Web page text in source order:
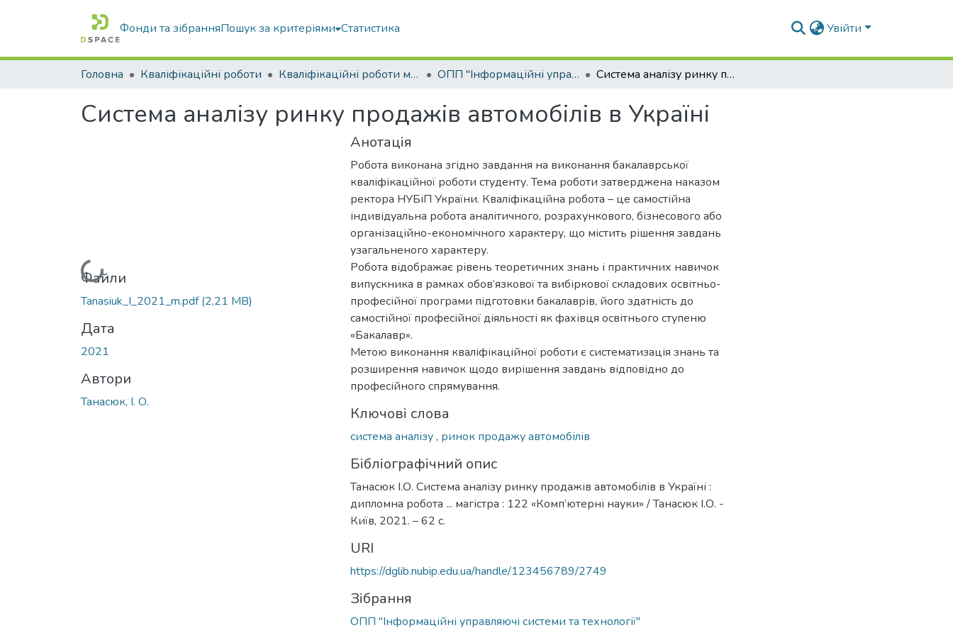
Фонди та зібранняПошук за критеріями Статистика Увійти
Головна Кваліфікаційні роботи Кваліфікаційні роботи магістрів ОПП "Інформаційні управляючі системи та технології" Система аналізу ринку продажів автомобілів в Україні
Система аналізу ринку продажів автомобілів в Україні
Вантажиться...
Файли
Tanasiuk_I_2021_m.pdf(2,21 MB)
Дата
2021
Автори
Танасюк, І. О.
Анотація
Робота виконана згідно завдання на виконання бакалаврської
кваліфікаційної роботи студенту. Тема роботи затверджена наказом
ректора НУБіП України. Кваліфікаційна робота – це самостійна
індивідуальна робота аналітичного, розрахункового, бізнесового або
організаційно-економічного характеру, що містить рішення завдань
узагальненого характеру.
Робота відображає рівень теоретичних знань і практичних навичок
випускника в рамках обов’язкової та вибіркової складових освітньо-
професійної програми підготовки бакалаврів, його здатність до
самостійної професійної діяльності як фахівця освітнього ступеню
«Бакалавр».
Метою виконання кваліфікаційної роботи є систематизація знань та
розширення навичок щодо вирішення завдань відповідно до
професійного спрямування.
Ключові слова
система аналізу, ринок продажу автомобілів
Бібліографічний опис
Танасюк І.О. Система аналізу ринку продажів автомобілів в Україні :
дипломна робота ... магістра : 122 «Комп’ютерні науки» / Танасюк І.О. -
Київ, 2021. – 62 с.
URI
https://dglib.nubip.edu.ua/handle/123456789/2749
Зібрання
ОПП "Інформаційні управляючі системи та технології"